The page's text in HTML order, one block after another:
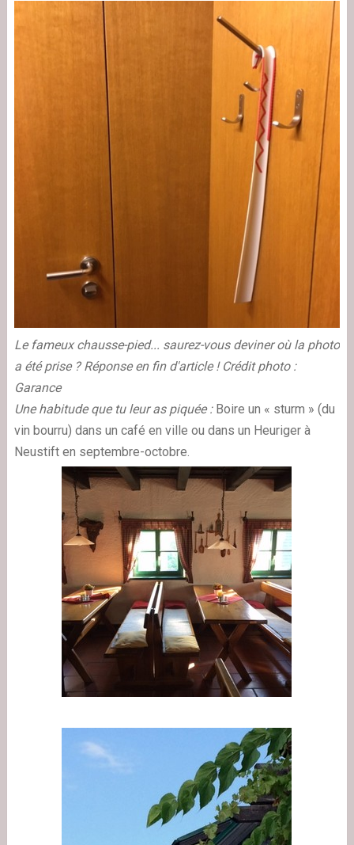
Le fameux chausse-pied... saurez-vous deviner où la photo
a été prise ? Réponse en fin d'article ! Crédit photo :
Garance
Une habitude que tu leur as piquée :Boire un « sturm » (du
vin bourru) dans un café en ville ou dans un Heuriger à
Neustift en septembre-octobre.